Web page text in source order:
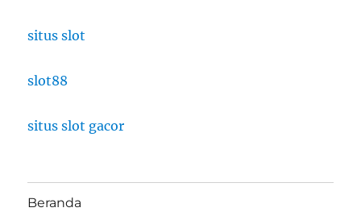
situs slot
slot88
situs slot gacor
Beranda